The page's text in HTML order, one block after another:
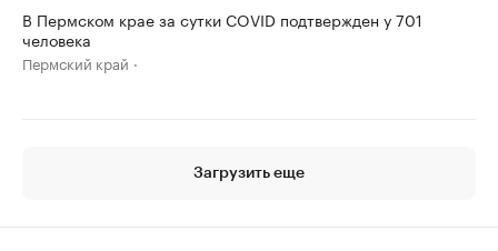
В Пермском крае за сутки COVID подтвержден у 701
человека
Пермский край
Загрузить еще